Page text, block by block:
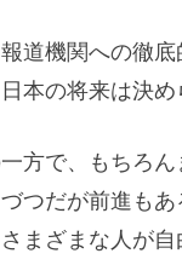
報道機関への徹
本の将来は決
方で、もちろん
つだが前進も
まざまな人が